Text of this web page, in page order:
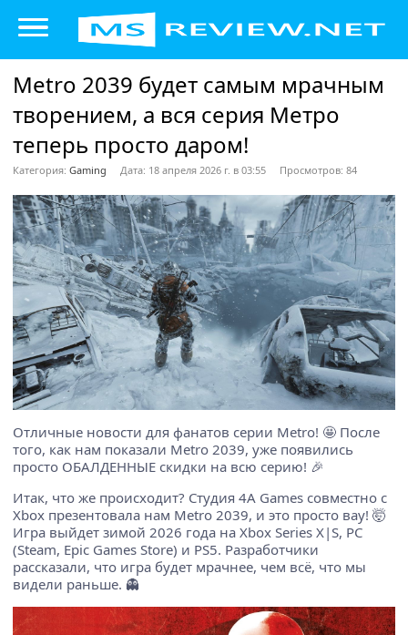
Metro 2039 будет самым мрачным
творением, а вся серия Метро
теперь просто даром!
Категория: Gaming Дата: 18 апреля 2026 г. в 03:55 Просмотров: 84
Отличные новости для фанатов серии Metro! 🤩 После
того, как нам показали Metro 2039, уже появились
просто ОБАЛДЕННЫЕ скидки на всю серию! 🎉
Итак, что же происходит? Студия 4A Games совместно с
Xbox презентовала нам Metro 2039, и это просто вау! 🤯
Игра выйдет зимой 2026 года на Xbox Series X|S, PC
(Steam, Epic Games Store) и PS5. Разработчики
рассказали, что игра будет мрачнее, чем всё, что мы
видели раньше. 👻